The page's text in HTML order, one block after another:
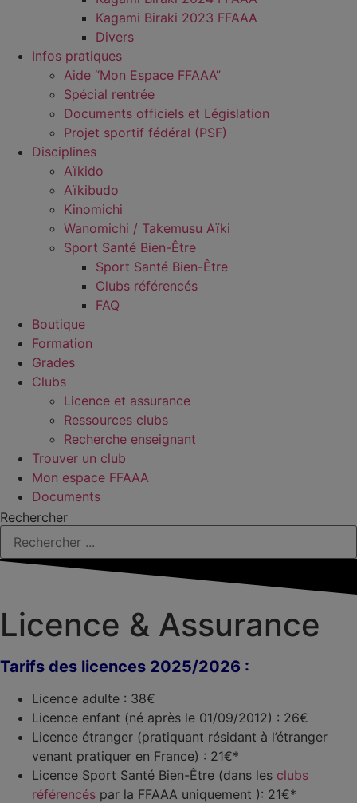
Kagami Biraki 2023 FFAAA
Divers
Infos pratiques
Aide “Mon Espace FFAAA”
Spécial rentrée
Documents officiels et Législation
Projet sportif fédéral (PSF)
Disciplines
Aïkido
Aïkibudo
Kinomichi
Wanomichi / Takemusu Aïki
Sport Santé Bien-Être
Sport Santé Bien-Être
Clubs référencés
FAQ
Boutique
Formation
Grades
Clubs
Licence et assurance
Ressources clubs
Recherche enseignant
Trouver un club
Mon espace FFAAA
Documents
Rechercher
Licence & Assurance
Tarifs des licences 2025/2026 :
Licence adulte : 38€
Licence enfant (né après le 01/09/2012) : 26€
Licence étranger (pratiquant résidant à l’étranger
venant pratiquer en France) : 21€*
Licence Sport Santé Bien-Être (dans les clubs
référencés par la FFAAA uniquement ): 21€*